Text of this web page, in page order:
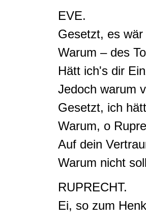
EVE.
Gesetzt, es
Warum – des
Hätt ich's dir
Jedoch warum
Gesetzt, ich
Warum, o
Auf dein
Warum nicht
RUPRECHT.
Ei, so zum